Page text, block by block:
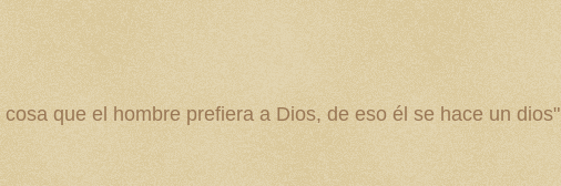
que el hombre prefiera a Dios, de eso él se hace un dios"